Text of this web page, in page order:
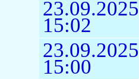
23.09.2025
15:02
23.09.2025
15:00